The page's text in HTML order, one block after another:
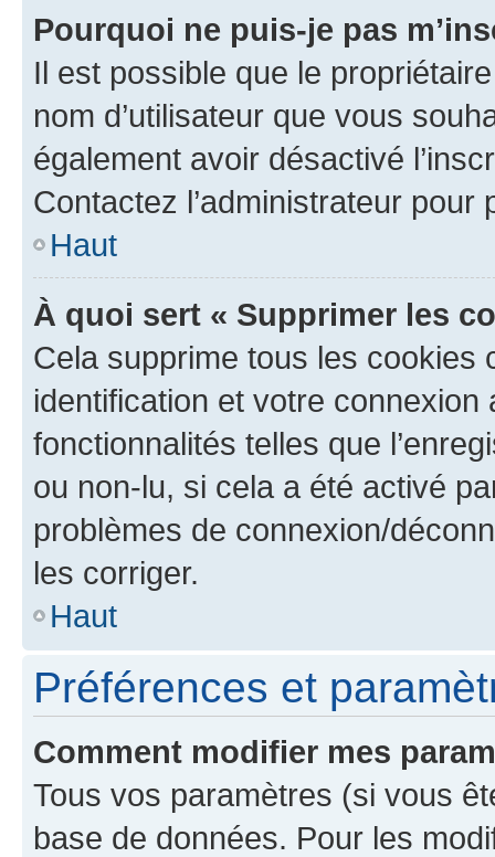
Pourquoi ne puis-je pas
Il est possible que le
nom d’utilisateur que vous
également avoir désactivé
Contactez l’administrateur
Haut
À quoi sert « Supprimer les
Cela supprime tous les cookies
identification et votre
fonctionnalités telles que
ou non-lu, si cela a été activé
problèmes de connexion/
les corriger.
Haut
Préférences et
Comment modifier mes
Tous vos paramètres (si vous
base de données. Pour les